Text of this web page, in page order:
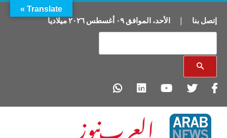
إتصل بنا | الأحد، الموافق٠٩ أغسطس ٢٠٢٦ميلاديا
Translate »